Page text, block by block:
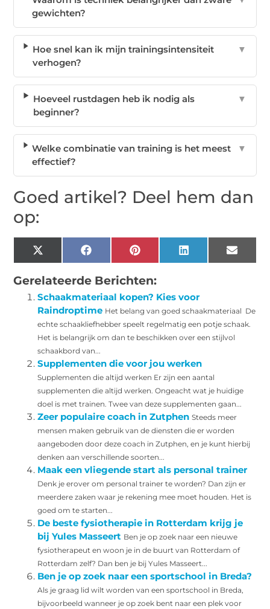
gewichten?
Hoe snel kan ik mijn trainingsintensiteit
verhogen?
▼
Hoeveel rustdagen heb ik nodig als
beginner?
▼
Welke combinatie van training is het meest
effectief?
▼
Goed artikel? Deel hem dan
op:
X
(Twitter)
Facebook Pinterest LinkedIn Email
Gerelateerde Berichten:
Schaakmateriaal kopen? Kies voor
Raindroptime Het belang van goed schaakmateriaal De
echte schaakliefhebber speelt regelmatig een potje schaak.
Het is belangrijk om dan te beschikken over een stijlvol
schaakbord van...
Supplementen die voor jou werken
Supplementen die altijd werken Er zijn een aantal
supplementen die altijd werken. Ongeacht wat je huidige
doel is met trainen. Twee van deze supplementen gaan...
Zeer populaire coach in Zutphen Steeds meer
mensen maken gebruik van de diensten die er worden
aangeboden door deze coach in Zutphen, en je kunt hierbij
denken aan verschillende soorten...
Maak een vliegende start als personal trainer
Denk je erover om personal trainer te worden? Dan zijn er
meerdere zaken waar je rekening mee moet houden. Het is
goed om te starten...
De beste fysiotherapie in Rotterdam krijg je
bij Yules Masseert Ben je op zoek naar een nieuwe
fysiotherapeut en woon je in de buurt van Rotterdam of
Rotterdam zelf? Dan ben je bij Yules Masseert...
Ben je op zoek naar een sportschool in Breda?
Als je graag lid wilt worden van een sportschool in Breda,
bijvoorbeeld wanneer je op zoek bent naar een plek voor